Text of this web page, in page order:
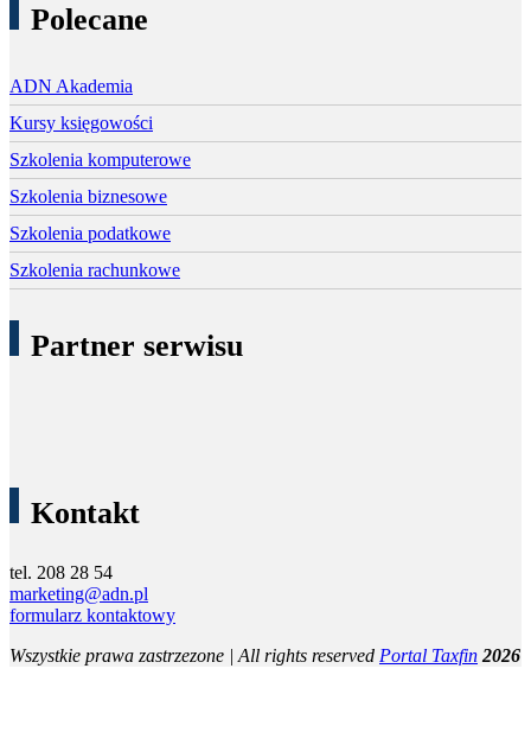
Polecane
ADN Akademia
Kursy księgowości
Szkolenia komputerowe
Szkolenia biznesowe
Szkolenia podatkowe
Szkolenia rachunkowe
Partner serwisu
Kontakt
tel. 208 28 54
marketing@adn.pl
formularz kontaktowy
Wszystkie prawa zastrzezone | All rights reserved Portal Taxfin 2026